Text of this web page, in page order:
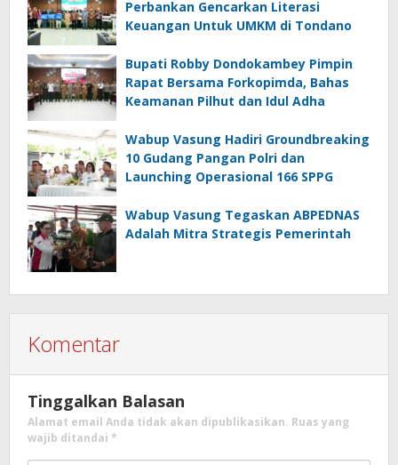
Perbankan Gencarkan Literasi
Keuangan Untuk UMKM di Tondano
Bupati Robby Dondokambey Pimpin
Rapat Bersama Forkopimda, Bahas
Keamanan Pilhut dan Idul Adha
Wabup Vasung Hadiri Groundbreaking
10 Gudang Pangan Polri dan
Launching Operasional 166 SPPG
Wabup Vasung Tegaskan ABPEDNAS
Adalah Mitra Strategis Pemerintah
Komentar
Tinggalkan Balasan
Alamat email Anda tidak akan dipublikasikan. Ruas yang
wajib ditandai *